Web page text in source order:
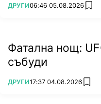
ПОВЕЧЕ ОТ
ДРУГИ06:46 05.08.2026 add
Фатална нощ:
събуди
ПОВЕЧЕ ОТ
ДРУГИ17:37 04.08.2026 add